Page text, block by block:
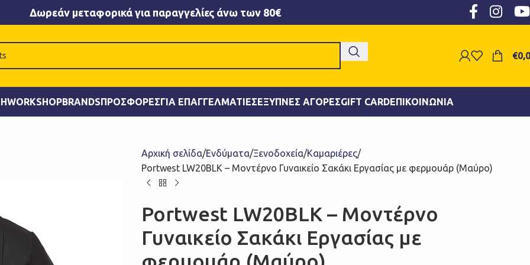
Δωρεάν μεταφορικά για παραγγελίες άνω των 80€
€
WORKSHOPBRANDSΠΡΟΣΦΟΡΈΣΓΙΑ ΕΠΑΓΓΕΛΜΑΤΊΕΣΕΞΥΠΝΕΣ ΑΓΟΡΈΣGIFT CARDΕΠΙΚΟΙΝΩΝΊΑ
Αρχική σελίδα Ενδύματα Ξενοδοχεία Καμαριέρες
Portwest LW20BLK – Μοντέρνο Γυναικείο Σακάκι Εργασίας με φερμουάρ (Μαύρο)
Portwest LW20BLK – Μοντέρνο
Γυναικείο Σακάκι Εργασίας με